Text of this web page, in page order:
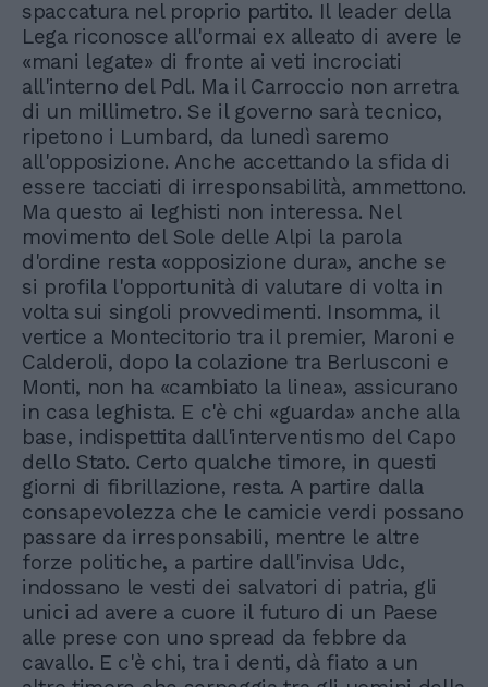
spaccatura nel proprio partito. Il leader della
Lega riconosce all'ormai ex alleato di avere le
«mani legate» di fronte ai veti incrociati
all'interno del Pdl. Ma il Carroccio non arretra
di un millimetro. Se il governo sarà tecnico,
ripetono i Lumbard, da lunedì saremo
all'opposizione. Anche accettando la sfida di
essere tacciati di irresponsabilità, ammettono.
Ma questo ai leghisti non interessa. Nel
movimento del Sole delle Alpi la parola
d'ordine resta «opposizione dura», anche se
si profila l'opportunità di valutare di volta in
volta sui singoli provvedimenti. Insomma, il
vertice a Montecitorio tra il premier, Maroni e
Calderoli, dopo la colazione tra Berlusconi e
Monti, non ha «cambiato la linea», assicurano
in casa leghista. E c'è chi «guarda» anche alla
base, indispettita dall'interventismo del Capo
dello Stato. Certo qualche timore, in questi
giorni di fibrillazione, resta. A partire dalla
consapevolezza che le camicie verdi possano
passare da irresponsabili, mentre le altre
forze politiche, a partire dall'invisa Udc,
indossano le vesti dei salvatori di patria, gli
unici ad avere a cuore il futuro di un Paese
alle prese con uno spread da febbre da
cavallo. E c'è chi, tra i denti, dà fiato a un